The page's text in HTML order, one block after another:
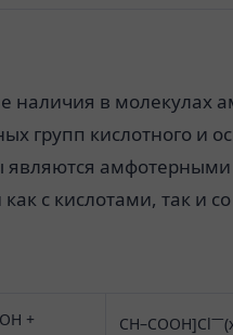
наличия в молекулах
групп кислотного и
являются
как с кислотами, так и
+
CH–COOH]Cl—